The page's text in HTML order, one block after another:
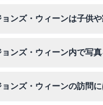
ンズ・ウィーンは子供
ンズ・ウィーン内で写
ンズ・ウィーンの訪問